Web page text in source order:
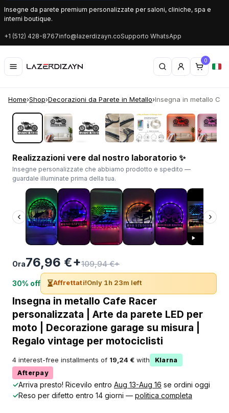
Insegne da parete premium personalizzate per saloni, cliniche, spa e
interni boutique.
+1 (512) 428-8767info@lazerdizayn.coSupporto WhatsApp
0
Home›Shop›Decorazioni da Parete in Metallo›Insegna in metallo
‹ ›
Realizzazioni vere dal nostro laboratorio ✨
Insegne personalizzate che abbiamo prodotto e spedito —
guardale illuminate prima della tua.
‹ ›
Ora76,96 €+109,94 €+
30% off ⏳Affrettati!Only 1h 23m left
Insegna in metallo Cafe Racer
personalizzata | Arte da parete LED per
moto | Decorazione garage su misura |
Regalo vintage per motociclisti
4 interest-free installments of 19,24 € with
Klarna
Afterpay
✓Arriva presto! Ricevilo entro Aug 13-Aug 16 se ordini oggi
✓Reso per difetto entro 14 giorni — politica completa